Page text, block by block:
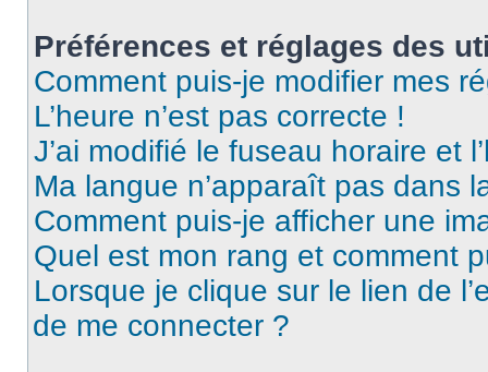
Préférences et réglages des
Comment puis-je modifier mes
L’heure n’est pas correcte !
J’ai modifié le fuseau horaire et
Ma langue n’apparaît pas dans
Comment puis-je afficher une
Quel est mon rang et comment
Lorsque je clique sur le lien de
de me connecter ?